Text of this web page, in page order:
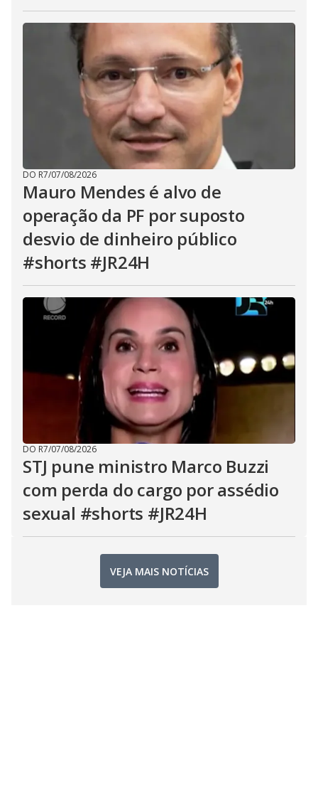
DO R7/07/08/2026
Mauro Mendes é alvo de
operação da PF por suposto
desvio de dinheiro público
#shorts #JR24H
DO R7/07/08/2026
STJ pune ministro Marco Buzzi
com perda do cargo por assédio
sexual #shorts #JR24H
VEJA MAIS NOTÍCIAS